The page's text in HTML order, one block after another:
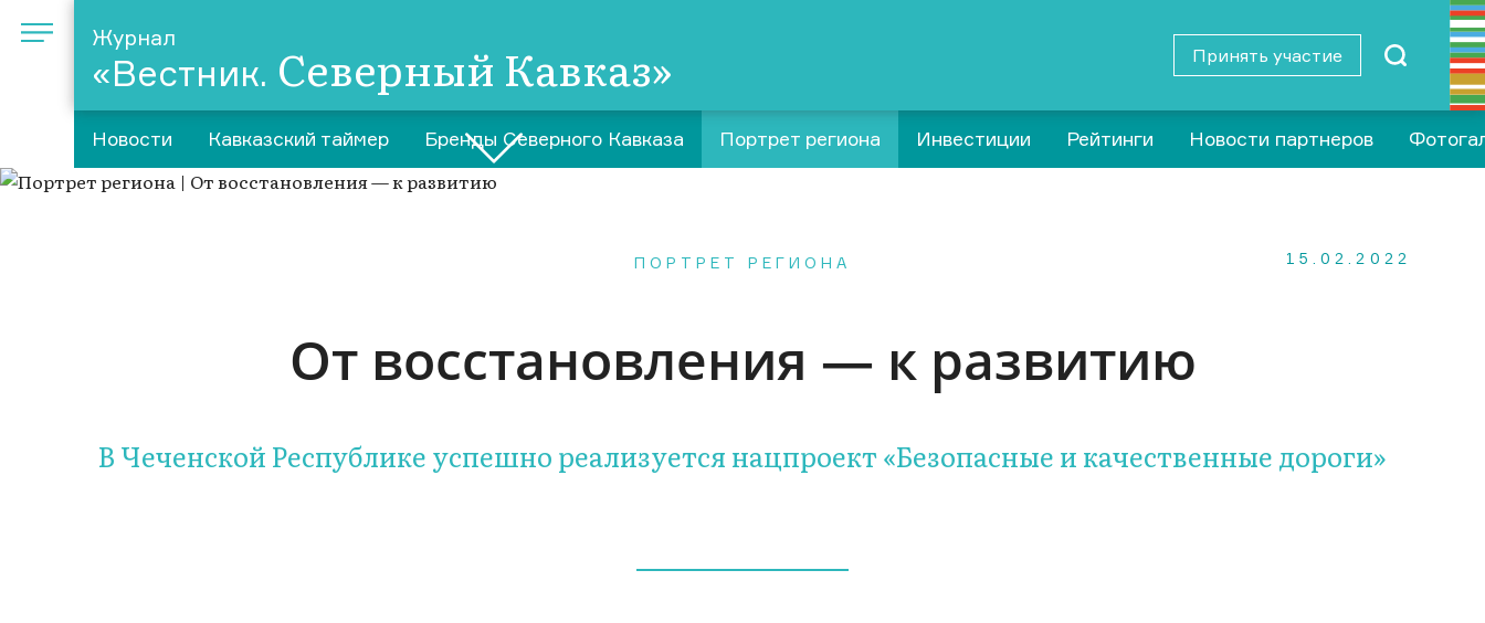
Журнал
«Вестник. Северный Кавказ» Принять участие
Новости Кавказский таймер Бренды Северного Кавказа Портрет региона Инвестиции Рейтинги Новости партнеров
ПОРТРЕТ РЕГИОНА 15.02.2022
От восстановления — к развитию
В Чеченской Республике успешно реализуется нацпроект «Безопасные и качественные дороги»